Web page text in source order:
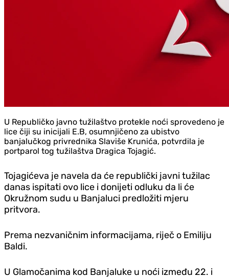
U Republičko javno tužilaštvo protekle noći sprovedeno je
lice čiji su inicijali E.B, osumnjičeno za ubistvo
banjalučkog privrednika Slaviše Krunića, potvrdila je
portparol tog tužilaštva Dragica Tojagić.
Tojagićeva je navela da će republički javni tužilac
danas ispitati ovo lice i donijeti odluku da li će
Okružnom sudu u Banjaluci predložiti mjeru
pritvora.
Prema nezvaničnim informacijama, riječ o Emiliju
Baldi.
U Glamočanima kod Banjaluke u noći između 22. i